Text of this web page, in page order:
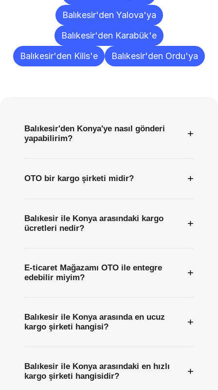
Balıkesir'den Yalova'ya
Balıkesir'den Karabük'e
Balıkesir'den Kilis'e
Balıkesir'den Ordu'ya
Balıkesir'den Konya'ye nasıl gönderi
yapabilirim?
+
OTO bir kargo şirketi midir? +
Balıkesir ile Konya arasındaki kargo
ücretleri nedir?
+
E-ticaret Mağazamı OTO ile entegre
edebilir miyim?
+
Balıkesir ile Konya arasında en ucuz
kargo şirketi hangisi?
+
Balıkesir ile Konya arasındaki en hızlı
kargo şirketi hangisidir?
+